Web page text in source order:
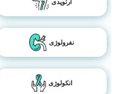
نفرولوژی
انکولوژی